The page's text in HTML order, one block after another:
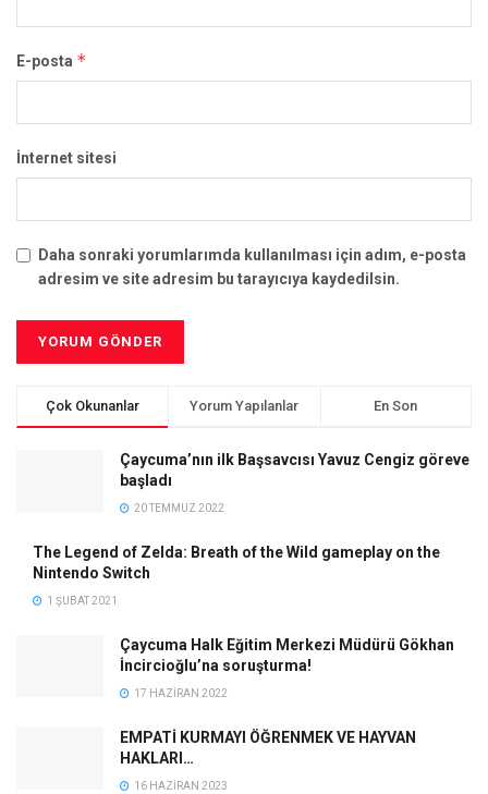
E-posta *
İnternet sitesi
Daha sonraki yorumlarımda kullanılması için adım, e-posta
adresim ve site adresim bu tarayıcıya kaydedilsin.
Çok Okunanlar Yorum Yapılanlar En Son
Çaycuma’nın ilk Başsavcısı Yavuz Cengiz göreve
başladı
20 TEMMUZ 2022
The Legend of Zelda: Breath of the Wild gameplay on the
Nintendo Switch
1 ŞUBAT 2021
Çaycuma Halk Eğitim Merkezi Müdürü Gökhan
İncircioğlu’na soruşturma!
17 HAZIRAN 2022
EMPATİ KURMAYI ÖĞRENMEK VE HAYVAN
HAKLARI…
16 HAZIRAN 2023